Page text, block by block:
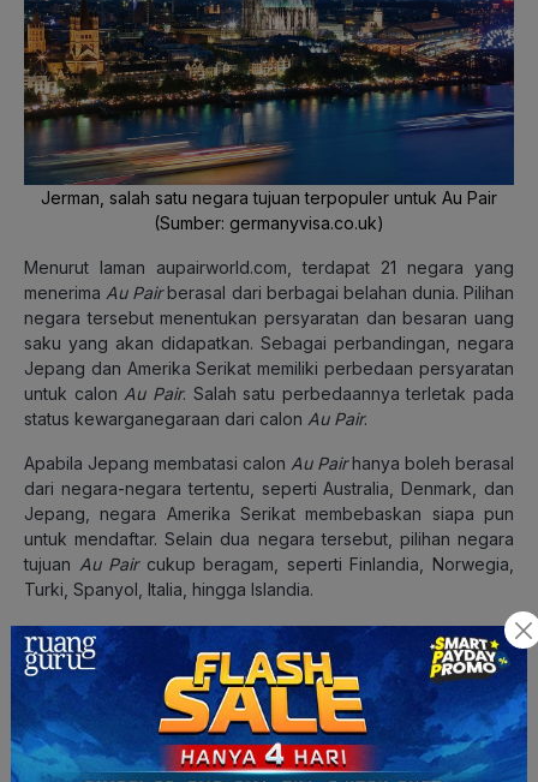
Jerman, salah satu negara tujuan terpopuler untuk Au Pair
(Sumber: germanyvisa.co.uk)
Menurut laman aupairworld.com, terdapat 21 negara yang
menerima Au Pairberasal dari berbagai belahan dunia. Pilihan
negara tersebut menentukan persyaratan dan besaran uang
saku yang akan didapatkan. Sebagai perbandingan, negara
Jepang dan Amerika Serikat memiliki perbedaan persyaratan
untuk calon Au Pair. Salah satu perbedaannya terletak pada
status kewarganegaraan dari calon Au Pair.
Apabila Jepang membatasi calon Au Pairhanya boleh berasal
dari negara-negara tertentu, seperti Australia, Denmark, dan
Jepang, negara Amerika Serikat membebaskan siapa pun
untuk mendaftar. Selain dua negara tersebut, pilihan negara
tujuan Au Paircukup beragam, seperti Finlandia, Norwegia,
Turki, Spanyol, Italia, hingga Islandia.
Hal-hal yang perlu diperhatikan kalau ingin jadi Au Pair
Perlu diingatkan lagi bahwa kamu akan tinggal di negara
asing bukan untuk liburan semata, ya.Au Pair
ini merupakan
misi pertukaran budaya antara keluarga angkat denganAu
Pairitu sendiri. Kamu akan benar-benar hidup seperti